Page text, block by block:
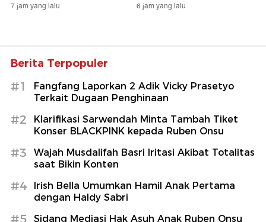
7 jam yang lalu 6 jam yang lalu
Berita Terpopuler
#1
Fangfang Laporkan 2 Adik Vicky Prasetyo
Terkait Dugaan Penghinaan
#2
Klarifikasi Sarwendah Minta Tambah Tiket
Konser BLACKPINK kepada Ruben Onsu
#3
Wajah Musdalifah Basri Iritasi Akibat Totalitas
saat Bikin Konten
#4
Irish Bella Umumkan Hamil Anak Pertama
dengan Haldy Sabri
Sidang Mediasi Hak Asuh Anak Ruben Onsu